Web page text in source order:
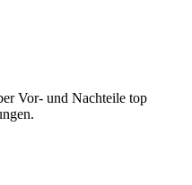
Vor- und Nachteile top